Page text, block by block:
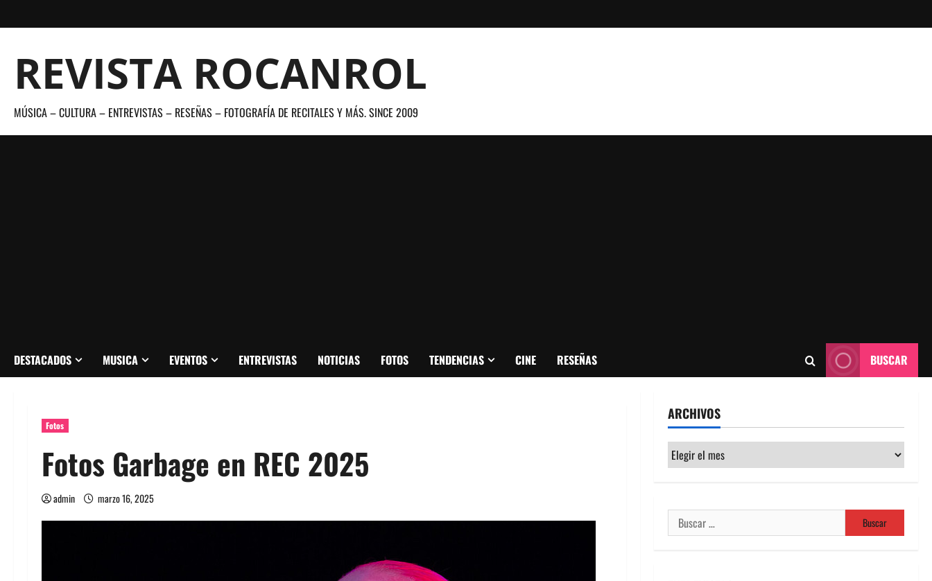
al
REVISTA ROCANROL
MÚSICA – CULTURA – ENTREVISTAS – RESEÑAS – FOTOGRAFÍA DE RECITALES Y MÁS. SINCE 2009
DESTACADOS MUSICA EVENTOS ENTREVISTAS NOTICIAS FOTOS TENDENCIAS CINE RESEÑAS BUSCAR
Fotos
Fotos Garbage en REC 2025
admin marzo 16, 2025
ARCHIVOS
Archivos
Buscar: